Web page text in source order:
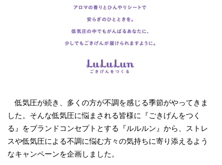
低気圧が続き、多くの方が不調を感じる季節がやってきま
した。そんな低気圧に悩まされる皆様に『ごきげんをつく
る』をブランドコンセプトとする『ルルルン』から、ストレ
スや低気圧による不調に悩む方々の気持ちに寄り添えるよう
なキャンペーンを企画しました。